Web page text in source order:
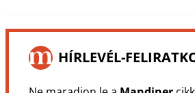
HÍRLEVÉL-